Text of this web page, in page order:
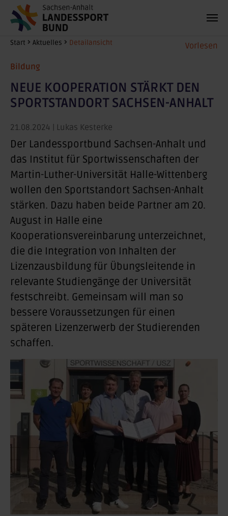
Zum Hauptinhalt springen Vorlesen
Sie sind hier:
Start Aktuelles Detailansicht
Bildung
NEUE KOOPERATION STÄRKT DEN
SPORTSTANDORT SACHSEN-ANHALT
21.08.2024 | Lukas Kesterke
Der Landessportbund Sachsen-Anhalt und
das Institut für Sportwissenschaften der
Martin-Luther-Universität Halle-Wittenberg
wollen den Sportstandort Sachsen-Anhalt
stärken. Dazu haben beide Partner am 20.
August in Halle eine
Kooperationsvereinbarung unterzeichnet,
die die Integration von Inhalten der
Lizenzausbildung für Übungsleitende in
relevante Studiengänge der Universität
festschreibt. Gemeinsam will man so
bessere Voraussetzungen für einen
späteren Lizenzerwerb der Studierenden
schaffen.